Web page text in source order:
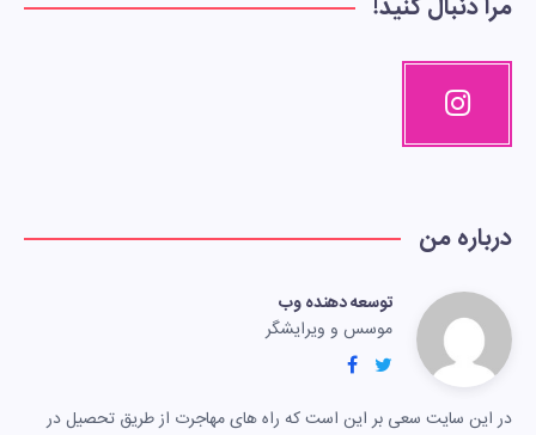
درباره من
توسعه دهنده وب
موسس و ویرایشگر
در این سایت سعی بر این است که راه های مهاجرت از طریق تحصیل در